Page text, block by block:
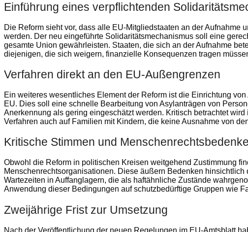
Einführung eines verpflichtenden
Die Reform sieht vor, dass alle EU-Mitgliedstaaten an der Aufnahme
werden. Der neu eingeführte Solidaritätsmechanismus soll eine
gesamte Union gewährleisten. Staaten, die sich an der Aufnahme
diejenigen, die sich weigern, finanzielle Konsequenzen tragen
Verfahren direkt an den EU-Außengrenzen
Ein weiteres wesentliches Element der Reform ist die Einrichtung
EU. Dies soll eine schnelle Bearbeitung von Asylanträgen von
Anerkennung als gering eingeschätzt werden. Kritisch betrachtet
Verfahren auch auf Familien mit Kindern, die keine Ausnahme von
Kritische Stimmen und
Obwohl die Reform in politischen Kreisen weitgehend Zustimmung
Menschenrechtsorganisationen. Diese äußern Bedenken hinsichtlich
Wartezeiten in Auffanglagern, die als haftähnliche Zustände
Anwendung dieser Bedingungen auf schutzbedürftige Gruppen wie
Zweijährige Frist zur Umsetzung
Nach der Veröffentlichung der neuen Regelungen im EU-Amtsblatt